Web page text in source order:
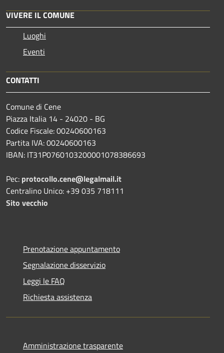
VIVERE IL COMUNE
Luoghi
Eventi
CONTATTI
Comune di Cene
Piazza Italia 14 - 24020 - BG
Codice Fiscale: 00240600163
Partita IVA: 00240600163
IBAN: IT31P0760103200001078386693
Pec: protocollo.cene@legalmail.it
Centralino Unico: +39 035 718111
Sito vecchio
Prenotazione appuntamento
Segnalazione disservizio
Leggi le FAQ
Richiesta assistenza
Amministrazione trasparente